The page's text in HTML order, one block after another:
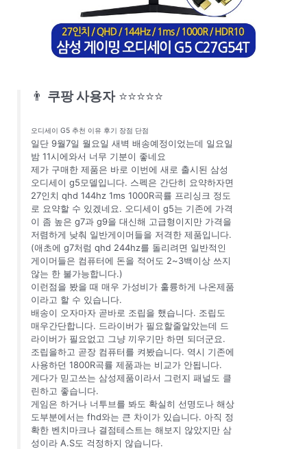
👨 쿠팡 사용자 ⭐⭐⭐⭐⭐
오디세이 G5 추천 이유 후기 장점 단점
일단 9월7일 월요일 새벽 배송예정이었는데 일요일
밤 11시에와서 너무 기분이 좋네요
제가 구매한 제품은 바로 이번에 새로 출시된 삼성
오디세이 g5모델입니다. 스펙은 간단히 요약하자면
27인치 qhd 144hz 1ms 1000R곡률 프리싱크 정도
로 요약할 수 있겠네요. 오디세이 g5는 기존에 가격
이 좀 높은 g7과 g9을 대신해 고급형이지만 가격을
저렴하게 낮춰 일반게이머들을 저격한 제품입니다.
(애초에 g7처럼 qhd 244hz를 돌리려면 일반적인
게이머들은 컴퓨터에 돈을 적어도 2~3백이상 쓰지
않는 한 불가능합니다.)
이런점을 봤을 때 매우 가성비가 훌륭하게 나온제품
이라고 할 수 있습니다.
배송이 오자마자 곧바로 조립을 했습니다. 조립도
매우간단합니다. 드라이버가 필요할줄알았는데 드
라이버가 필요없고 그냥 끼우기만 하면 되더군요.
조립을하고 곧장 컴퓨터를 켜봤습니다. 역시 기존에
사용하던 1800R곡률 제품과는 비교가 안됩니다.
게다가 믿고쓰는 삼성제품이라서 그런지 패널도 클
린하고 좋습니다.
게임은 하거나 너투브를 봐도 확실히 선명도나 해상
도부분에서는 fhd와는 큰 차이가 있습니다. 아직 정
확한 벤치마크나 결점테스트는 해보지 않았지만 삼
성이라 A.S도 걱정하지 않습니다.